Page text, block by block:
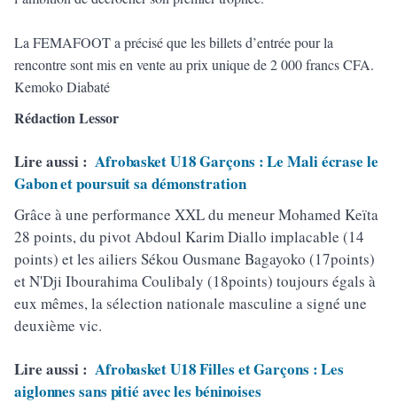
La FEMAFOOT a précisé que les billets d’entrée pour la
rencontre sont mis en vente au prix unique de 2 000 francs CFA.
Kemoko Diabaté
Rédaction Lessor
Lire aussi : Afrobasket U18 Garçons : Le Mali écrase le
Gabon et poursuit sa démonstration
Grâce à une performance XXL du meneur Mohamed Keïta
28 points, du pivot Abdoul Karim Diallo implacable (14
points) et les ailiers Sékou Ousmane Bagayoko (17points)
et N'Dji Ibourahima Coulibaly (18points) toujours égals à
eux mêmes, la sélection nationale masculine a signé une
deuxième vic.
Lire aussi : Afrobasket U18 Filles et Garçons : Les
aiglonnes sans pitié avec les béninoises